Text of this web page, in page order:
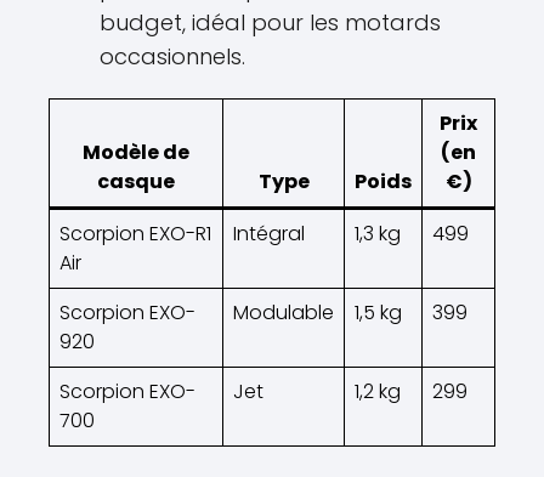
budget, idéal pour les motards
occasionnels.
Modèle de
casque
Type Poids
Prix
(en
€)
Scorpion EXO-R1
Air
Intégral 1,3 kg 499
Scorpion EXO-
920
Modulable 1,5 kg 399
Scorpion EXO-
700
Jet 1,2 kg 299